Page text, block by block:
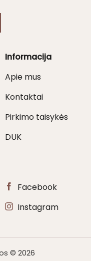
Informacija
Apie mus
Kontaktai
Pirkimo taisykės
DUK
Facebook
Instagram
© 2026